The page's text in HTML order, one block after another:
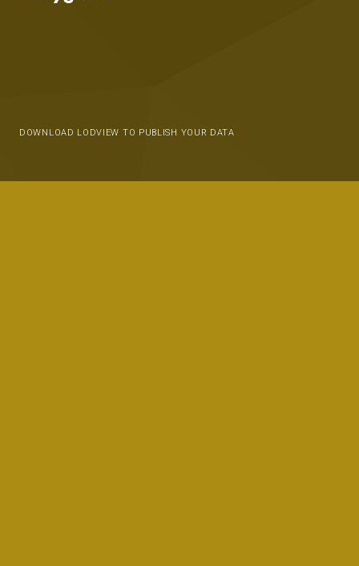
DOWNLOAD LODVIEW TO PUBLISH YOUR DATA